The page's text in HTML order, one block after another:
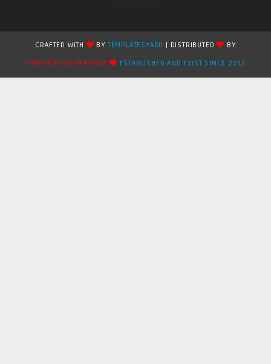
CRAFTED WITH BYTEMPLATESYARD | DISTRIBUTED
BY
TEMPLATES2909MMXXII
ESTABLISHED AND EXIST SINCE 2013